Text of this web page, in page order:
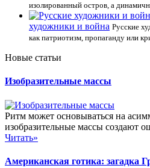
изолированный остров, а
художники и война Русские
как патриотизм, пропаганду или
Новые статьи
Изобразительные массы
Ритм может основываться на
изобразительные массы создают
Читать»
Американская готика: загадка